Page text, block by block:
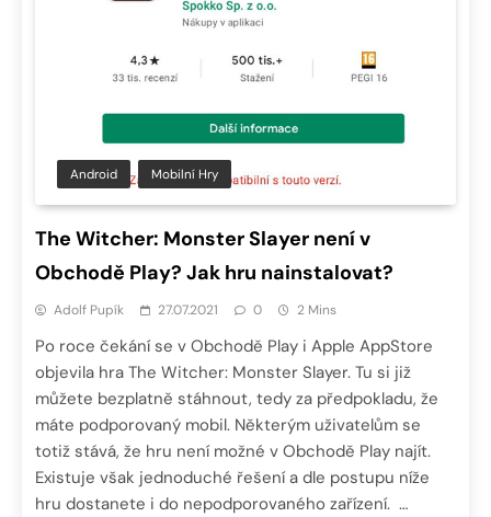
Android Mobilní Hry
The Witcher: Monster Slayer není v
Obchodě Play? Jak hru nainstalovat?
Adolf Pupík 27.07.2021 0 2 Mins
Po roce čekání se v Obchodě Play i Apple AppStore
objevila hra The Witcher: Monster Slayer. Tu si již
můžete bezplatně stáhnout, tedy za předpokladu, že
máte podporovaný mobil. Některým uživatelům se
totiž stává, že hru není možné v Obchodě Play najít.
Existuje však jednoduché řešení a dle postupu níže
hru dostanete i do nepodporovaného zařízení. …